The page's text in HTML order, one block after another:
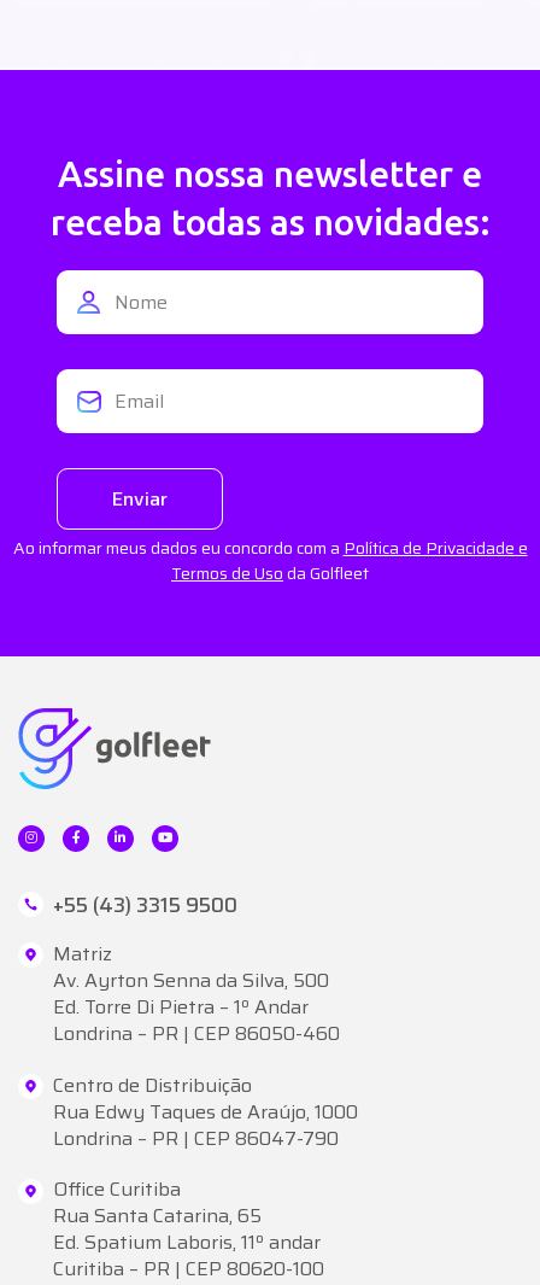
Assine nossa newsletter e
receba todas as novidades:
Enviar
Ao informar meus dados eu concordo com a Política de Privacidade e
Termos de Usoda Golfleet
+55 (43) 3315 9500
Matriz
Av. Ayrton Senna da Silva, 500
Ed. Torre Di Pietra – 1º Andar
Londrina – PR | CEP 86050-460
Centro de Distribuição
Rua Edwy Taques de Araújo, 1000
Londrina – PR | CEP 86047-790
Office Curitiba
Rua Santa Catarina, 65
Ed. Spatium Laboris, 11º andar
Curitiba – PR | CEP 80620-100